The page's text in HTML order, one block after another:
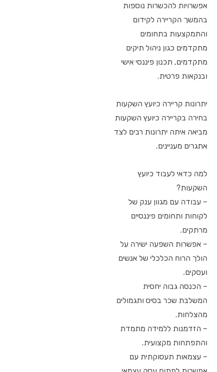
אפשרויות להכשרות נוספות
בהמשך הקריירה לקידום
והתמקצעות בתחומים
מתקדמים כגון ניהול תיקים
מתקדמים, תכנון פיננסי אישי
ובנקאות פרטית.
יתרונות קריירה כיועץ השקעות
בחירה בקריירה כיועץ השקעות
מביאה איתה יתרונות רבים לצד
אתגרים מעניינים.
למה כדאי לעבוד כיועץ
השקעות?
– עבודה עם מגוון ענק של
לקוחות ותחומים פיננסיים
מרתקים.
– אפשרות השפעה ישירה על
הולך הרוח הכלכלי של אנשים
ועסקים.
– הכנסה גבוה יחסית
המשלבת שכר בסיס ותגמולים
מהצלחות.
– הזדמנות ללמידה מתמדת
והתפתחות מקצועית.
– עצמאות תעסוקתית עם